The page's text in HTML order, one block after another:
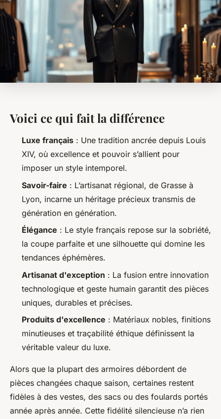
Voici ce qui fait la différence
Luxe français : Une tradition ancrée depuis Louis
XIV, où excellence et pouvoir s’allient pour
imposer un style intemporel.
Savoir-faire : L’artisanat régional, de Grasse à
Lyon, incarne un héritage précieux transmis de
génération en génération.
Élégance : Le style français repose sur la sobriété,
la coupe parfaite et une silhouette qui domine les
tendances éphémères.
Artisanat d'exception : La fusion entre innovation
technologique et geste humain garantit des pièces
uniques, durables et précises.
Produits d'excellence : Matériaux nobles, finitions
minutieuses et traçabilité éthique définissent la
véritable valeur du luxe.
Alors que la plupart des armoires débordent de
pièces changées chaque saison, certaines restent
fidèles à des vestes, des sacs ou des foulards portés
année après année. Cette fidélité silencieuse n’a rien